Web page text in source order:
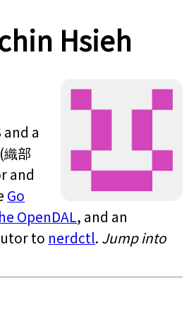
Hsieh
and a
部
and
Go
OpenDAL, and an
to nerdctl. Jump into